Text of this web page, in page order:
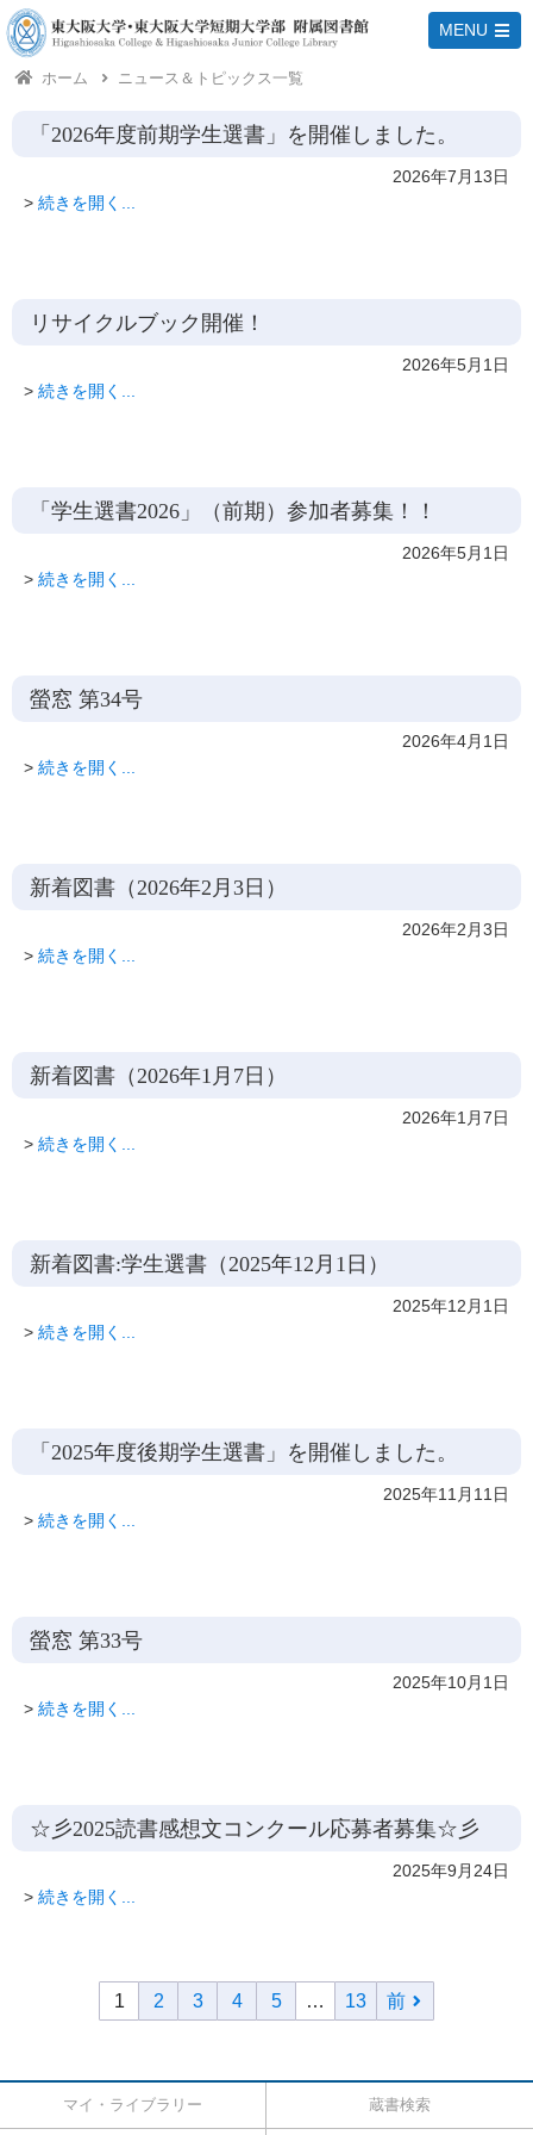
MENU
ホーム ニュース＆トピックス一覧
「2026年度前期学生選書」を開催しました。
2026年7月13日
> 続きを開く...
リサイクルブック開催！
2026年5月1日
> 続きを開く...
「学生選書2026」（前期）参加者募集！！
2026年5月1日
> 続きを開く...
螢窓 第34号
2026年4月1日
> 続きを開く...
新着図書（2026年2月3日）
2026年2月3日
> 続きを開く...
新着図書（2026年1月7日）
2026年1月7日
> 続きを開く...
新着図書:学生選書（2025年12月1日）
2025年12月1日
> 続きを開く...
「2025年度後期学生選書」を開催しました。
2025年11月11日
> 続きを開く...
螢窓 第33号
2025年10月1日
> 続きを開く...
☆彡2025読書感想文コンクール応募者募集☆彡
2025年9月24日
> 続きを開く...
1 2 3 4 5 … 13 前
マイ・ライブラリー 蔵書検索